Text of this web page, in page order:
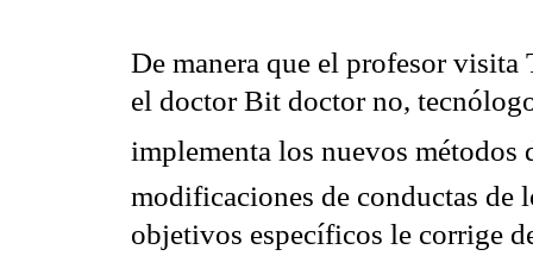
De manera que el profesor
el doctor Bit doctor no,
implementa los nuevos métodos
modificaciones de conductas de
objetivos específicos le corrige